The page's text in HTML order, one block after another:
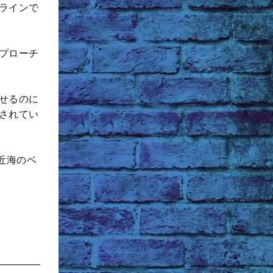
インで
ローチ
るのに
れてい
海のベ